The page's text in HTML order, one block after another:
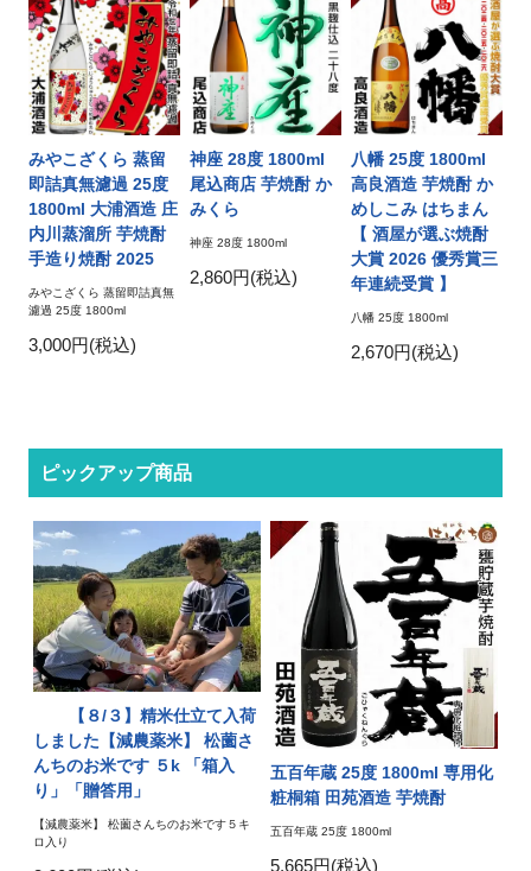
みやこざくら 蒸留
即詰真無濾過 25度
1800ml 大浦酒造 庄
内川蒸溜所 芋焼酎
手造り焼酎 2025
みやこざくら 蒸留即詰真無
濾過 25度 1800ml
3,000円(税込)
神座 28度 1800ml
尾込商店 芋焼酎 か
みくら
神座 28度 1800ml
2,860円(税込)
八幡 25度 1800ml
高良酒造 芋焼酎 か
めしこみ はちまん
【 酒屋が選ぶ焼酎
大賞 2026 優秀賞三
年連続受賞 】
八幡 25度 1800ml
2,670円(税込)
ピックアップ商品
【８/３】精米仕立て入荷
しました【減農薬米】 松薗さ
んちのお米です ５k 「箱入
り」「贈答用」
【減農薬米】 松薗さんちのお米です５キ
ロ入り
五百年蔵 25度 1800ml 専用化
粧桐箱 田苑酒造 芋焼酎
五百年蔵 25度 1800ml
5,665円(税込)